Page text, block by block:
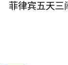
菲律宾五天三